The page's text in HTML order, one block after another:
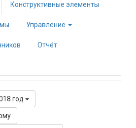
Конструктивные элементы
Управление
Отчёт
год